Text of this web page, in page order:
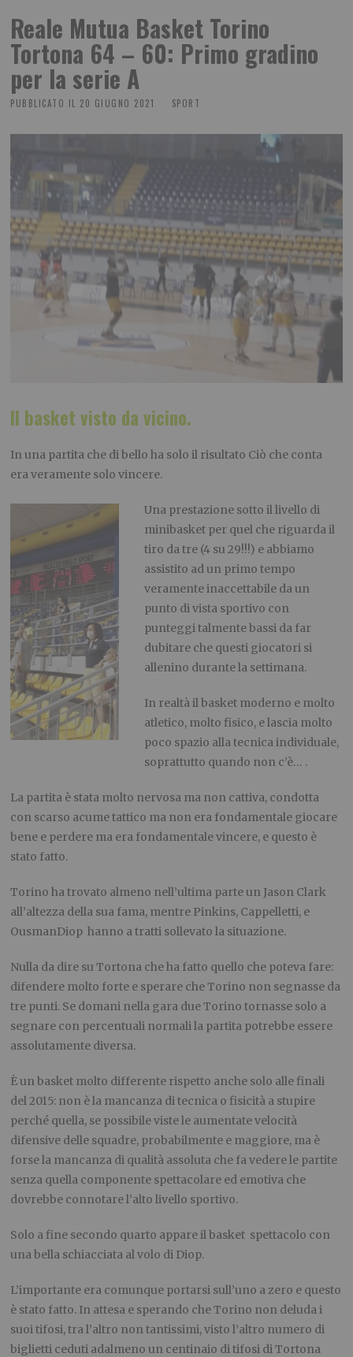
Reale Mutua Basket Torino
Tortona 64 – 60: Primo gradino
per la serie A
PUBBLICATO IL 20 GIUGNO 2021 SPORT
Il basket visto da vicino.
In una partita che di bello ha solo il risultato Ciò che conta
era veramente solo vincere.
Una prestazione sotto il livello di
minibasket per quel che riguarda il
tiro da tre (4 su 29!!!) e abbiamo
assistito ad un primo tempo
veramente inaccettabile da un
punto di vista sportivo con
punteggi talmente bassi da far
dubitare che questi giocatori si
allenino durante la settimana.
In realtà il basket moderno e molto
atletico, molto fisico, e lascia molto
poco spazio alla tecnica individuale,
soprattutto quando non c’è… .
La partita è stata molto nervosa ma non cattiva, condotta
con scarso acume tattico ma non era fondamentale giocare
bene e perdere ma era fondamentale vincere, e questo è
stato fatto.
Torino ha trovato almeno nell’ultima parte un Jason Clark
all’altezza della sua fama, mentre Pinkins, Cappelletti, e
OusmanDiop hanno a tratti sollevato la situazione.
Nulla da dire su Tortona che ha fatto quello che poteva fare:
difendere molto forte e sperare che Torino non segnasse da
tre punti. Se domani nella gara due Torino tornasse solo a
segnare con percentuali normali la partita potrebbe essere
assolutamente diversa.
È un basket molto differente rispetto anche solo alle finali
del 2015: non è la mancanza di tecnica o fisicità a stupire
perché quella, se possibile viste le aumentate velocità
difensive delle squadre, probabilmente e maggiore, ma è
forse la mancanza di qualità assoluta che fa vedere le partite
senza quella componente spettacolare ed emotiva che
dovrebbe connotare l’alto livello sportivo.
Solo a fine secondo quarto appare il basket spettacolo con
una bella schiacciata al volo di Diop.
L’importante era comunque portarsi sull’uno a zero e questo
è stato fatto. In attesa e sperando che Torino non deluda i
suoi tifosi, tra l’altro non tantissimi, visto l’altro numero di
biglietti ceduti adalmeno un centinaio di tifosi di Tortona